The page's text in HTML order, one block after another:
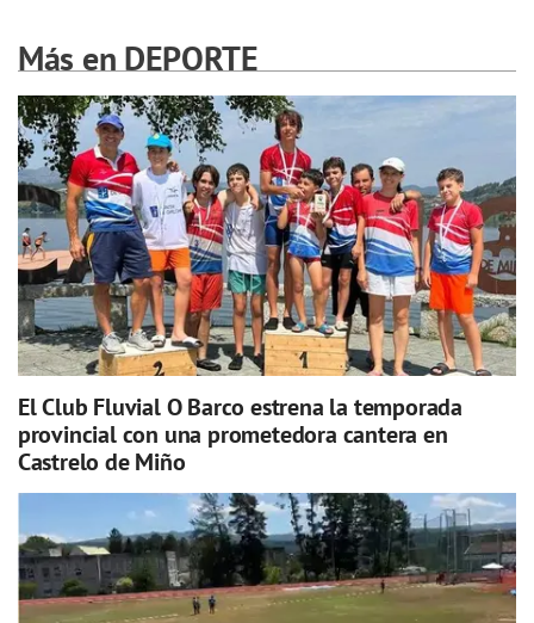
Más en DEPORTE
El Club Fluvial O Barco estrena la temporada
provincial con una prometedora cantera en
Castrelo de Miño